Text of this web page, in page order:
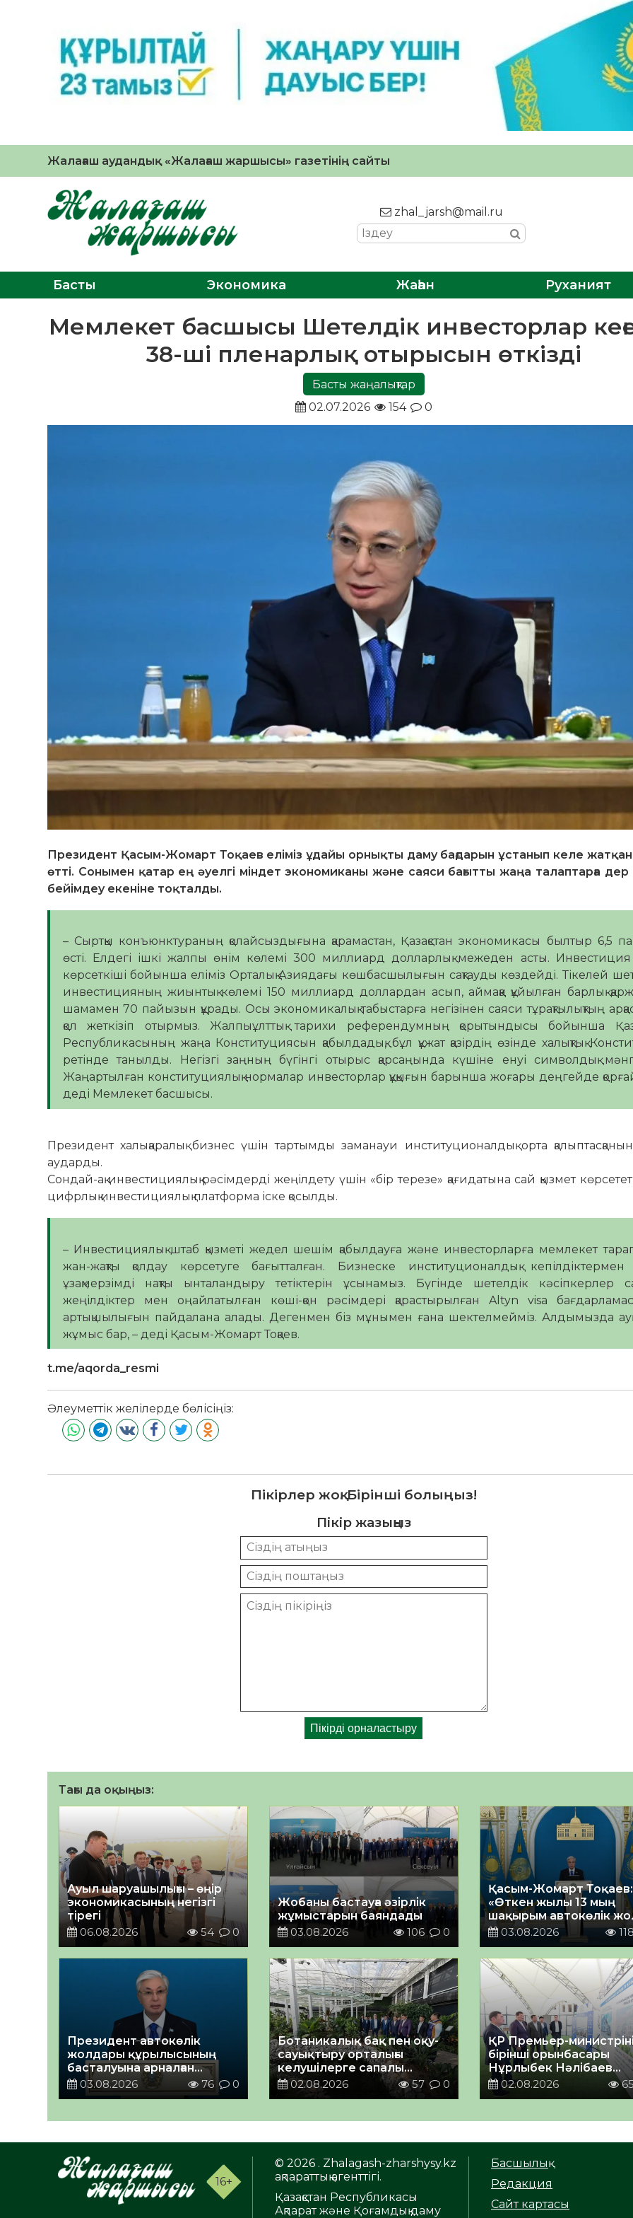
Жалағаш аудандық «Жалағаш жаршысы» газетінің сайты
zhal_jarsh@mail.ru
Басты Экономика Жаһан Руханият
Мемлекет басшысы Шетелдік инвесторлар
38-ші пленарлық отырысын өткізді
Басты жаңалықтар
02.07.2026
154 0
Президент Қасым-Жомарт Тоқаев еліміз ұдайы орнықты даму бағдарын ұстанып келе
өтті. Сонымен қатар ең әуелгі міндет экономиканы және саяси бағытты жаңа талаптарға дер
бейімдеу екеніне тоқталды.
– Сыртқы конъюнктураның қолайсыздығына қарамастан, Қазақстан экономикасы былтыр 6,5
өсті. Елдегі ішкі жалпы өнім көлемі 300 миллиард долларлық межеден асты. Инвестиция
көрсеткіші бойынша еліміз Орталық Азиядағы көшбасшылығын сақтауды көздейді. Тікелей
инвестицияның жиынтық көлемі 150 миллиард доллардан асып, аймаққа құйылған барлық
шамамен 70 пайызын құрады. Осы экономикалық табыстарға негізінен саяси тұрақтылықтың
қол жеткізіп отырмыз. Жалпыұлттық тарихи референдумның қорытындысы бойынша
Республикасының жаңа Конституциясын қабылдадық, бұл құжат қазірдің өзінде халықтық
ретінде танылды. Негізгі заңның бүгінгі отырыс қарсаңында күшіне енуі символдық
Жаңартылған конституциялық нормалар инвесторлар құқығын барынша жоғары деңгейде
деді Мемлекет басшысы.
Президент халықаралық бизнес үшін тартымды заманауи институционалдық орта
аударды.
Сондай-ақ инвестициялық рәсімдерді жеңілдету үшін «бір терезе» қағидатына сай қызмет
цифрлық инвестициялық платформа іске қосылды.
– Инвестициялық штаб қызметі жедел шешім қабылдауға және инвесторларға мемлекет
жан-жақты қолдау көрсетуге бағытталған. Бизнеске институционалдық кепілдіктермен
ұзақмерзімді нақты ынталандыру тетіктерін ұсынамыз. Бүгінде шетелдік кәсіпкерлер
жеңілдіктер мен оңайлатылған көші-қон рәсімдері қарастырылған Altyn visa
артықшылығын пайдалана алады. Дегенмен біз мұнымен ғана шектелмейміз. Алдымызда
жұмыс бар, – деді Қасым-Жомарт Тоқаев.
t.me/aqorda_resmi
Әлеуметтік желілерде бөлісіңіз:
Пікірлер жоқ. Бірінші болыңыз!
Пікір жазыңыз
Тағы да оқыңыз:
Ауыл шаруашылығы – өңір
экономикасының негізгі
тірегі
06.08.2026
54 0
Жобаны бастауға әзірлік
жұмыстарын баяндады
03.08.2026
106 0
Қасым-Жомарт Тоқаев:
«Өткен жылы 13 мың
шақырым автокөлік
салу және жөндеу
03.08.2026
Президент автокөлік
жолдары құрылысының
басталуына арналған
телекөпірде сөз сөйледі
03.08.2026 76 0
Ботаникалық бақ пен оқу-
сауықтыру орталығы
келушілерге сапалы
қызмет көрсетуде
02.08.2026 57 0
ҚР Премьер-
бірінші орынбасары
Нұрлыбек Нәлібаев
Қызылордаға жұмыс
сапарымен келді
02.08.2026
16+
© 2026 . Zhalagash-zharshysy.kz
ақпараттық агенттігі.
Қазақстан Республикасы
Ақпарат және Қоғамдық даму
Басшылық
Редакция
Сайт картасы